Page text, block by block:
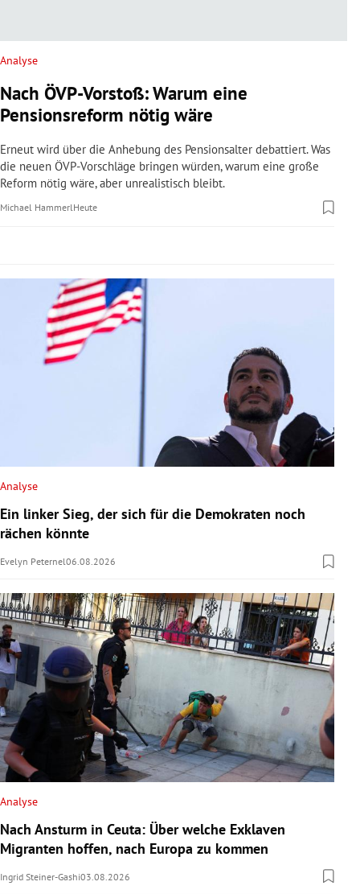
Untermenü
Untermenü
Untermenü
Untermenü
Untermenü
Untermenü
Analyse
Nach ÖVP-Vorstoß: Warum eine
Pensionsreform nötig wäre
Erneut wird über die Anhebung des Pensionsalter debattiert. Was
die neuen ÖVP-Vorschläge bringen würden, warum eine große
Reform nötig wäre, aber unrealistisch bleibt.
Michael HammerlHeute
Analyse
Ein linker Sieg, der sich für die Demokraten noch
rächen könnte
Evelyn Peternel06.08.2026
Analyse
Nach Ansturm in Ceuta: Über welche Exklaven
Migranten hoffen, nach Europa zu kommen
Ingrid Steiner-Gashi03.08.2026